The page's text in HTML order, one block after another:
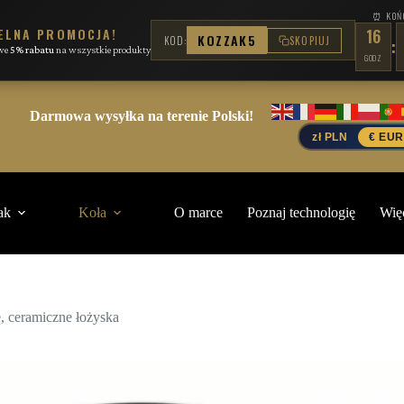
PROMOCJA!
5% rabatuna wszystkie produkty
KOD: KOZZAK5 SKOPIUJ
⏰
16
GODZ :
Darmowa wysyłka na terenie Polski!
zł PLN € EUR
Koła O marce Poznaj technologię
łożyska